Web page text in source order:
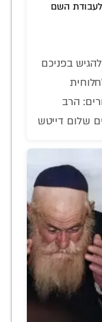
השם
בפניכם
המדורים: הרב
שלום דייטש